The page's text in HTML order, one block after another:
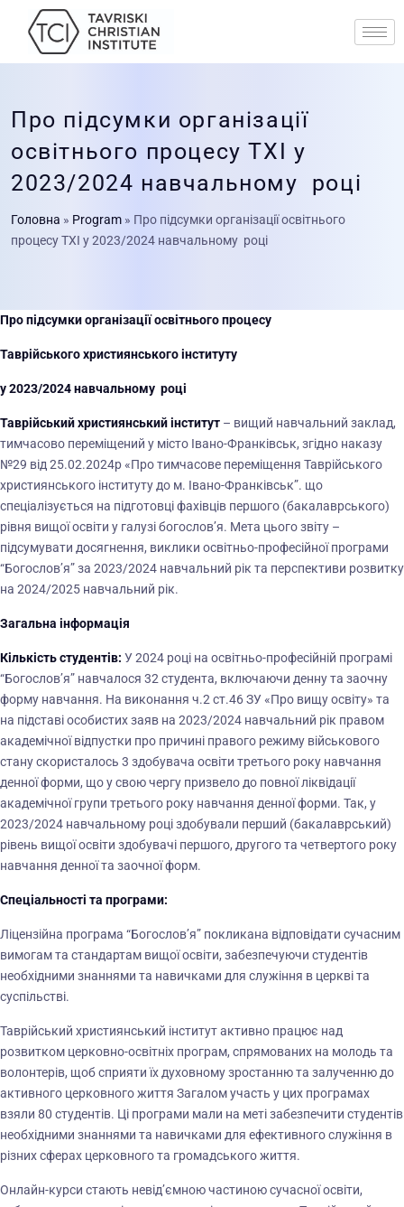
Про підсумки організації
освітнього процесу ТХІ у
2023/2024 навчальному році
Головна » Program » Про підсумки організації освітнього
процесу ТХІ у 2023/2024 навчальному році
Про підсумки організації освітнього процесу
Таврійського християнського інституту
у 2023/2024 навчальному році
Таврійський християнський інститут – вищий навчальний заклад,
тимчасово переміщений у місто Івано-Франківськ, згідно наказу
№29 від 25.02.2024р «Про тимчасове переміщення Таврійського
християнського інституту до м. Івано-Франківськ”. що
спеціалізується на підготовці фахівців першого (бакалаврського)
рівня вищої освіти у галузі богослов’я. Мета цього звіту –
підсумувати досягнення, виклики освітньо-професійної програми
“Богослов’я” за 2023/2024 навчальний рік та перспективи розвитку
на 2024/2025 навчальний рік.
Загальна інформація
Кількість студентів: У 2024 році на освітньо-професійній програмі
“Богослов’я” навчалося 32 студента, включаючи денну та заочну
форму навчання. На виконання ч.2 ст.46 ЗУ «Про вищу освіту» та
на підставі особистих заяв на 2023/2024 навчальний рік правом
академічної відпустки про причині правого режиму військового
стану скористалось 3 здобувача освіти третього року навчання
денної форми, що у свою чергу призвело до повної ліквідації
академічної групи третього року навчання денної форми. Так, у
2023/2024 навчальному році здобували перший (бакалаврський)
рівень вищої освіти здобувачі першого, другого та четвертого року
навчання денної та заочної форм.
Спеціальності та програми:
Ліцензійна програма “Богослов’я” покликана відповідати сучасним
вимогам та стандартам вищої освіти, забезпечуючи студентів
необхідними знаннями та навичками для служіння в церкві та
суспільстві.
Таврійський християнський інститут активно працює над
розвитком церковно-освітніх програм, спрямованих на молодь та
волонтерів, щоб сприяти їх духовному зростанню та залученню до
активного церковного життя Загалом участь у цих програмах
взяли 80 студентів. Ці програми мали на меті забезпечити студентів
необхідними знаннями та навичками для ефективного служіння в
різних сферах церковного та громадського життя.
Онлайн-курси стають невід’ємною частиною сучасної освіти,